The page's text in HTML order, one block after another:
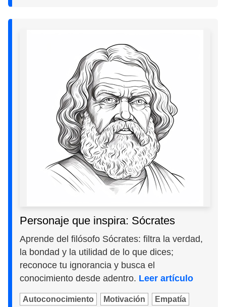
Personaje que inspira: Sócrates
Aprende del filósofo Sócrates: filtra la verdad,
la bondad y la utilidad de lo que dices;
reconoce tu ignorancia y busca el
conocimiento desde adentro. Leer artículo
Autoconocimiento Motivación Empatía